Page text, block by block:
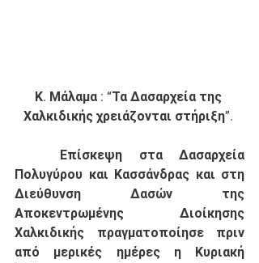
Κ. Μάλαμα : “Τα Δασαρχεία της
Χαλκιδικής χρειάζονται στήριξη”.
Πολυγύρου και Κασσάνδρας και στη
Διεύθυνση Δασών της
Αποκεντρωμένης Διοίκησης
Χαλκιδικής πραγματοποίησε πριν
από μερικές ημέρες η Κυριακή